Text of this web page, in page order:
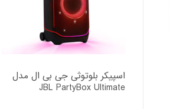
اسپیکر بلوتوثی جی بی ال مدل
JBL PartyBox Ultimate